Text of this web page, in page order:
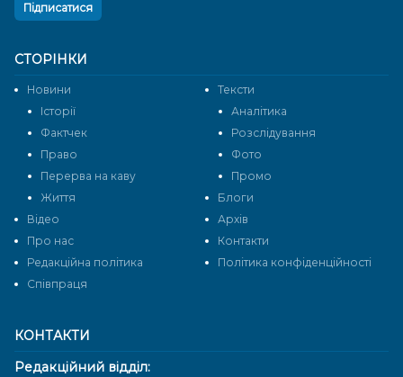
КОНТАКТИ
Редакційний відділ:
СТОРІНКИ
Новини
Тексти
Історії
Аналітика
Фактчек
Розслідування
Право
Фото
Перерва на каву
Промо
Життя
Блоги
Відео
Архів
Про нас
Контакти
Редакційна політика
Політика конфіденційності
Cпівпраця
Підписатися